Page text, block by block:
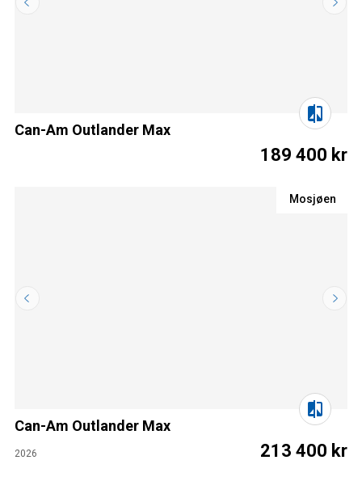
Can-Am Outlander Max
189 400 kr
Mosjøen
Can-Am Outlander Max
2026 213 400 kr